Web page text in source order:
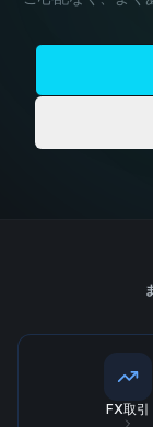
FX取引